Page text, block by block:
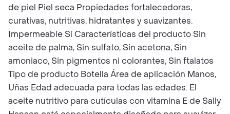
de piel Piel seca Propiedades fortalecedoras,
curativas, nutritivas, hidratantes y suavizantes.
Impermeable Sí Características del producto Sin
aceite de palma, Sin sulfato, Sin acetona, Sin
amoniaco, Sin pigmentos ni colorantes, Sin ftalatos
Tipo de producto Botella Área de aplicación Manos,
Uñas Edad adecuada para todas las edades. El
aceite nutritivo para cutículas con vitamina E de Sally